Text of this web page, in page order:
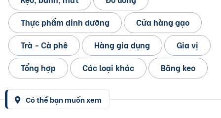
Thực phẩm dinh dưỡng
Cửa hàng gạo
Trà - Cà phê
Hàng gia dụng
Gia vị
Tổng hợp
Các loại khác Băng keo
Có thể bạn muốn xem